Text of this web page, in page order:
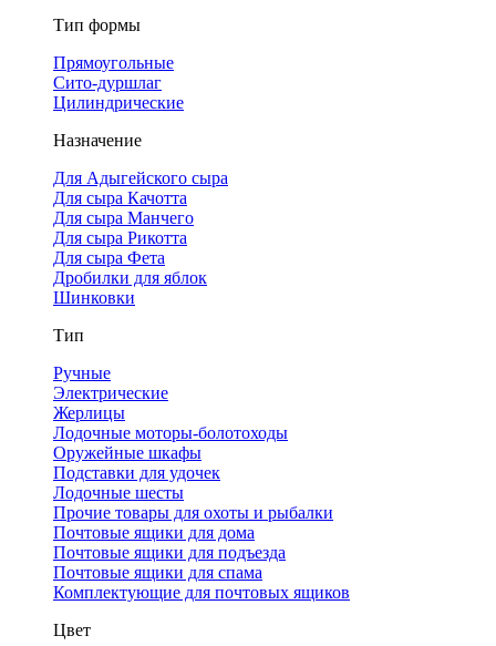
Тип формы
Прямоугольные
Сито-дуршлаг
Цилиндрические
Назначение
Для Адыгейского сыра
Для сыра Качотта
Для сыра Манчего
Для сыра Рикотта
Для сыра Фета
Дробилки для яблок
Шинковки
Тип
Ручные
Электрические
Жерлицы
Лодочные моторы-болотоходы
Оружейные шкафы
Подставки для удочек
Лодочные шесты
Прочие товары для охоты и рыбалки
Почтовые ящики для дома
Почтовые ящики для подъезда
Почтовые ящики для спама
Комплектующие для почтовых ящиков
Цвет